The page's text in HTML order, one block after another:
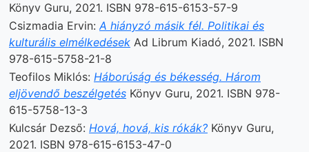
Könyv Guru, 2021. ISBN 978-615-6153-57-9
Csizmadia Ervin:A hiányzó másik fél. Politikai és
kulturális elmélkedések Ad Librum Kiadó, 2021. ISBN
978-615-5758-21-8
Teofilos Miklós: Háborúság és békesség. Három
eljövendő beszélgetés Könyv Guru, 2021. ISBN 978-
615-5758-13-3
Kulcsár Dezső: Hová, hová, kis rókák? Könyv Guru,
2021. ISBN 978-615-6153-47-0